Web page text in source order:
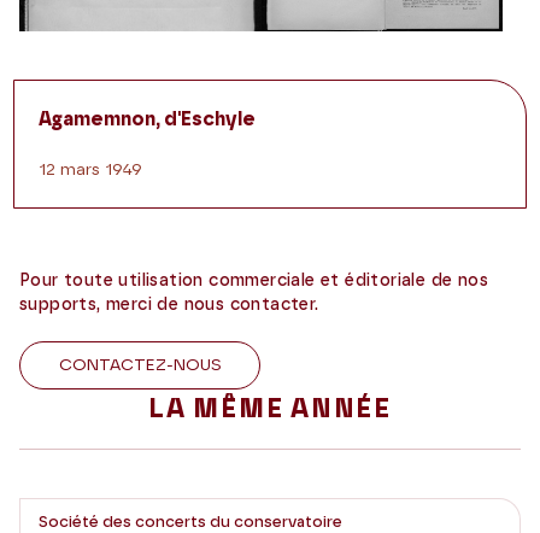
Agamemnon, d'Eschyle
12 mars 1949
Pour toute utilisation commerciale et éditoriale de nos
supports, merci de nous contacter.
CONTACTEZ-NOUS
LA MÊME ANNÉE
Société des concerts du conservatoire